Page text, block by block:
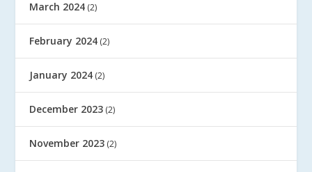
March 2024 (2)
February 2024 (2)
January 2024 (2)
December 2023 (2)
November 2023 (2)